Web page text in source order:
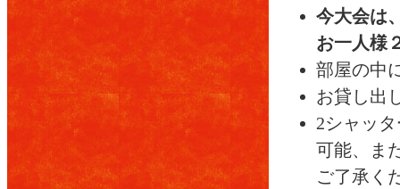
今大会は
お一人様
部屋の中
お貸し出
2シャッ
可能、ま
ご了承く